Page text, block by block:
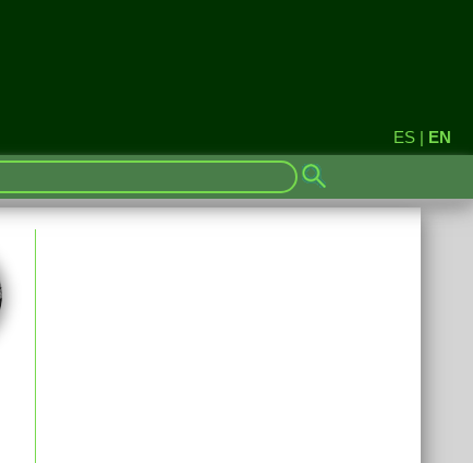
ES | EN